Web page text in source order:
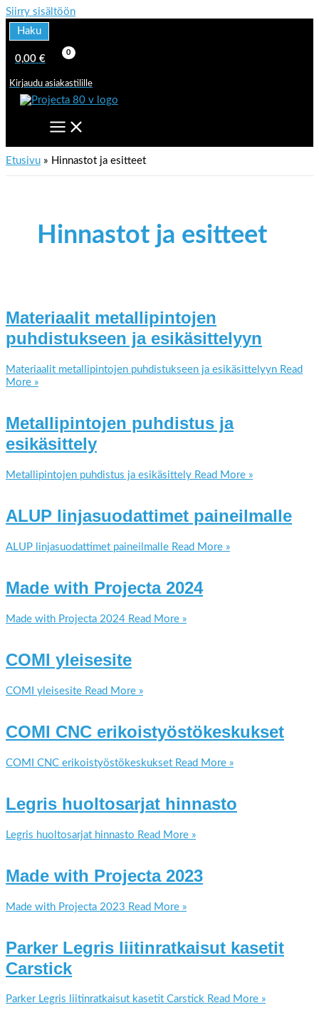
Siirry sisältöön
Haku
0,00 €
Kirjaudu asiakastilille
Etusivu Hinnastot ja esitteet
Hinnastot ja esitteet
Materiaalit metallipintojen
puhdistukseen ja esikäsittelyyn
Materiaalit metallipintojen puhdistukseen ja esikäsittelyyn Read
More »
Metallipintojen puhdistus ja
esikäsittely
Metallipintojen puhdistus ja esikäsittely Read More »
ALUP linjasuodattimet paineilmalle
ALUP linjasuodattimet paineilmalle Read More »
Made with Projecta 2024
Made with Projecta 2024 Read More »
COMI yleisesite
COMI yleisesite Read More »
COMI CNC erikoistyöstökeskukset
COMI CNC erikoistyöstökeskukset Read More »
Legris huoltosarjat hinnasto
Legris huoltosarjat hinnasto Read More »
Made with Projecta 2023
Made with Projecta 2023 Read More »
Parker Legris liitinratkaisut kasetit
Carstick
Parker Legris liitinratkaisut kasetit Carstick Read More »